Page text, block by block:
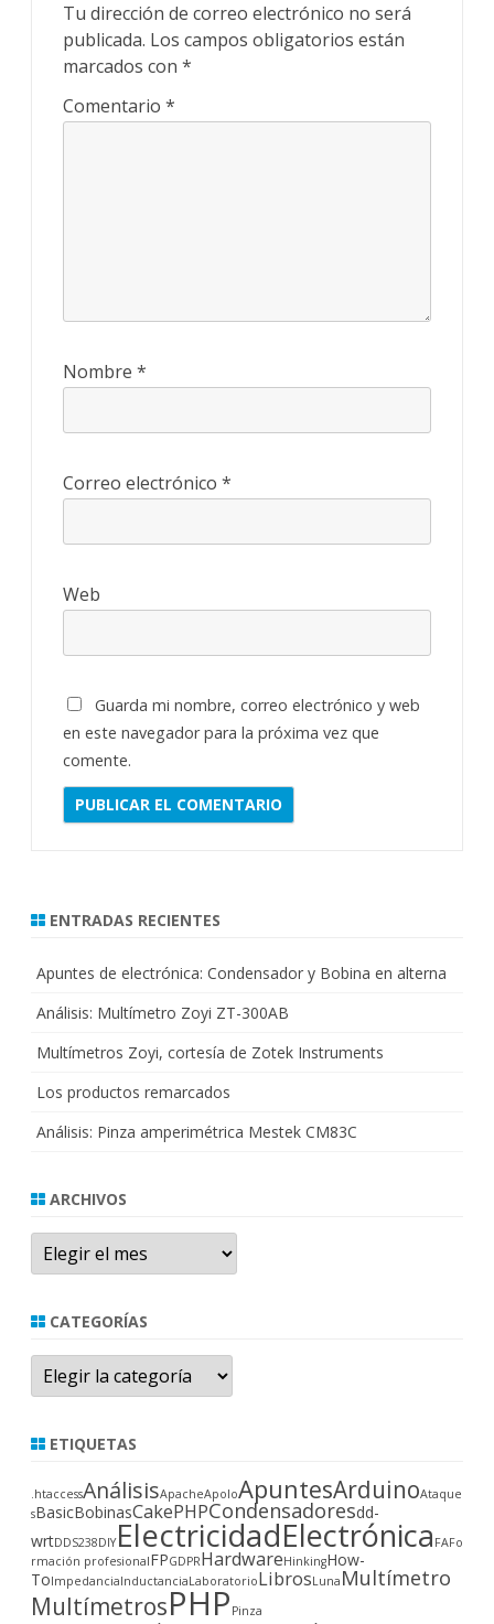
Tu dirección de correo electrónico no será
publicada. Los campos obligatorios están
marcados con *
Comentario *
Nombre *
Correo electrónico *
Web
Guarda mi nombre, correo electrónico y web
en este navegador para la próxima vez que
comente.
ENTRADAS RECIENTES
Apuntes de electrónica: Condensador y Bobina en alterna
Análisis: Multímetro Zoyi ZT-300AB
Multímetros Zoyi, cortesía de Zotek Instruments
Los productos remarcados
Análisis: Pinza amperimétrica Mestek CM83C
ARCHIVOS
Archivos
CATEGORÍAS
Categorías
ETIQUETAS
.htaccessAnálisisApacheApoloApuntesArduinoAtaque
sBasicBobinasCakePHPCondensadoresdd-
wrtDDS238DIYElectricidadElectrónica FAFo
rmación profesionalFPGDPRHardwareHinkingHow-
ToImpedanciaInductanciaLaboratorioLibrosLuna Multímetro
MultímetrosPHP Pinza